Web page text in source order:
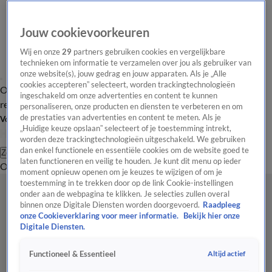
Overzicht Laatste nieuws Regionieuws Het beste van Hart
Tip de
redactie
Volg Hart van Nederland
Zoeken
OverzichtRegioUitzendingenWeerTip de redactiePanelVideo's
Jouw cookievoorkeuren
Wij en onze29 partners gebruiken cookies en vergelijkbare
technieken om informatie te verzamelen over jou als gebruiker van
onze website(s), jouw gedrag en jouw apparaten. Als je „Alle
cookies accepteren” selecteert, worden trackingtechnologieën
ingeschakeld om onze advertenties en content te kunnen
personaliseren, onze producten en diensten te verbeteren en om
de prestaties van advertenties en content te meten. Als je
„Huidige keuze opslaan” selecteert of je toestemming intrekt,
worden deze trackingtechnologieën uitgeschakeld. We gebruiken
dan enkel functionele en essentiële cookies om de website goed te
laten functioneren en veilig te houden. Je kunt dit menu op ieder
moment opnieuw openen om je keuzes te wijzigen of om je
toestemming in te trekken door op de link Cookie-instellingen
onder aan de webpagina te klikken. Je selecties zullen overal
binnen onze Digitale Diensten worden doorgevoerd. Raadpleeg
onze Cookieverklaring voor meer informatie.
Bekijk hier onze
Digitale Diensten.
Functioneel & Essentieel Altijd actief